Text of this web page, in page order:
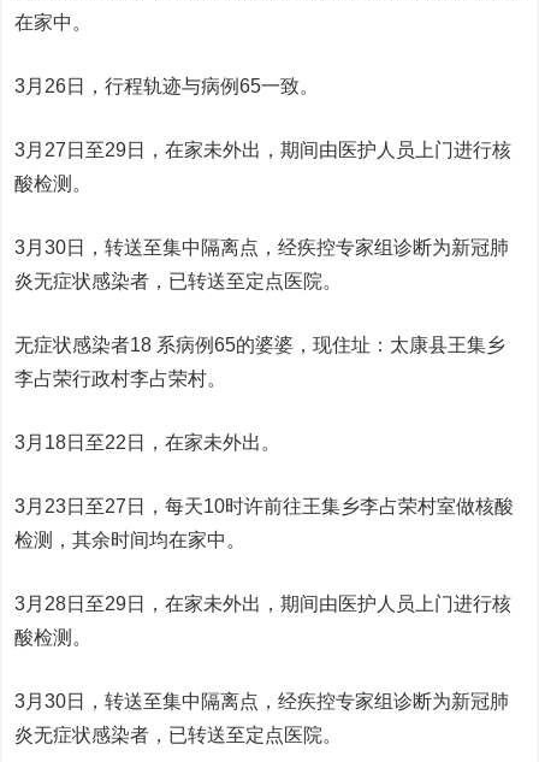
在家中。
3月26日，行程轨迹与病例65一致。
3月27日至29日，在家未外出，期间由医护人员上门进行核
酸检测。
3月30日，转送至集中隔离点，经疾控专家组诊断为新冠肺
炎无症状感染者，已转送至定点医院。
无症状感染者18 系病例65的婆婆，现住址：太康县王集乡
李占荣行政村李占荣村。
3月18日至22日，在家未外出。
3月23日至27日，每天10时许前往王集乡李占荣村室做核酸
检测，其余时间均在家中。
3月28日至29日，在家未外出，期间由医护人员上门进行核
酸检测。
3月30日，转送至集中隔离点，经疾控专家组诊断为新冠肺
炎无症状感染者，已转送至定点医院。